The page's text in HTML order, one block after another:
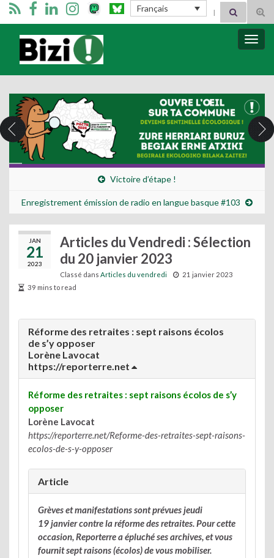
Français Search for:
Bizimugi
Victoire d’étape !
Enregistrement émission de radio en langue basque #103
JAN
21
2023
Articles du Vendredi : Sélection
du 20 janvier 2023
Classé dans Articles du vendredi
21 janvier 2023
39 mins to read
Réforme des retraites : sept raisons écolos
de s’y opposer
Lorène Lavocat
https://reporterre.net
Réforme des retraites : sept raisons écolos de s’y
opposer
Lorène Lavocat
https://reporterre.net/Reforme-des-retraites-sept-raisons-
ecolos-de-s-y-opposer
Article
Grèves et manifestations sont prévues jeudi
19 janvier contre la réforme des retraites. Pour cette
occasion, Reporterre a épluché ses archives, et vous
fournit sept raisons (écolos) de vous mobiliser.